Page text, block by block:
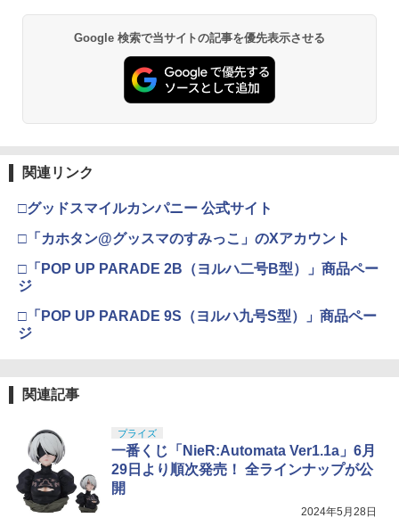
Google 検索で当サイトの記事を優先表示させる
関連リンク
□グッドスマイルカンパニー 公式サイト
□「カホタン@グッスマのすみっこ」のXアカウント
□「POP UP PARADE 2B（ヨルハ二号B型）」商品ペー
ジ
□「POP UP PARADE 9S（ヨルハ九号S型）」商品ペー
ジ
関連記事
プライズ
一番くじ「NieR:Automata Ver1.1a」6月
29日より順次発売！ 全ラインナップが公
開
2024年5月28日